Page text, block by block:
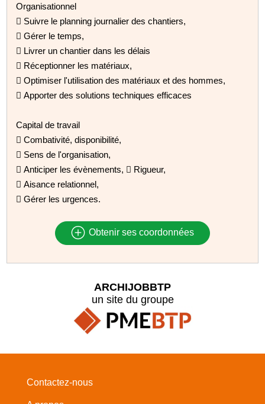
Organisationnel
 Suivre le planning journalier des chantiers,
 Gérer le temps,
 Livrer un chantier dans les délais
 Réceptionner les matériaux,
 Optimiser l'utilisation des matériaux et des hommes,
 Apporter des solutions techniques efficaces
Capital de travail
 Combativité, disponibilité,
 Sens de l'organisation,
 Anticiper les évènements,  Rigueur,
 Aisance relationnel,
 Gérer les urgences.
Obtenir ses coordonnées
ARCHIJOBBTP
un site du groupe
Contactez-nous